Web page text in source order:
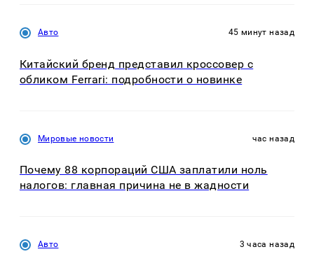
Авто 45 минут назад
Китайский бренд представил кроссовер с
обликом Ferrari: подробности о новинке
Мировые новости час назад
Почему 88 корпораций США заплатили ноль
налогов: главная причина не в жадности
Авто 3 часа назад